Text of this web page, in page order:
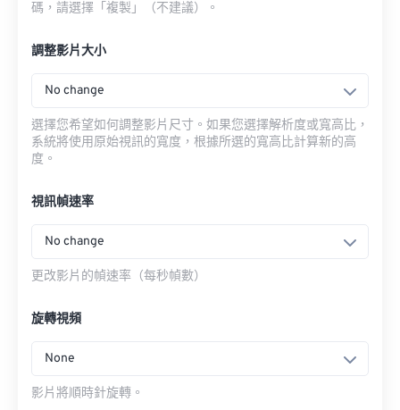
碼，請選擇「複製」（不建議）。
調整影片大小
No change
選擇您希望如何調整影片尺寸。如果您選擇解析度或寬高比，
系統將使用原始視訊的寬度，根據所選的寬高比計算新的高
度。
視訊幀速率
No change
更改影片的幀速率（每秒幀數）
旋轉視頻
None
影片將順時針旋轉。